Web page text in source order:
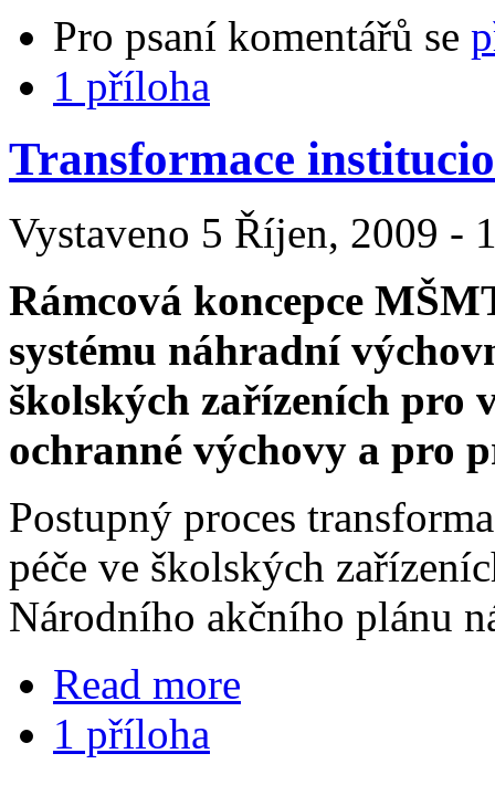
Pro psaní komentářů se
1 příloha
Transformace
Vystaveno 5 Říjen, 2009 -
Rámcová koncepce
systému náhradní
školských zařízeních pro
ochranné výchovy a pro
Postupný proces
péče ve školských
Národního akčního plánu
Read more
1 příloha